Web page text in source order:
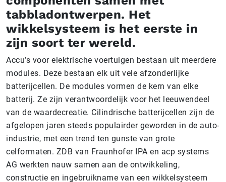
tabbladontwerpen. Het
wikkelsysteem is het eerste in
zijn soort ter wereld.
Accu’s voor elektrische voertuigen bestaan uit meerdere
modules. Deze bestaan elk uit vele afzonderlijke
batterijcellen. De modules vormen de kern van elke
batterij. Ze zijn verantwoordelijk voor het leeuwendeel
van de waardecreatie. Cilindrische batterijcellen zijn de
afgelopen jaren steeds populairder geworden in de auto-
industrie, met een trend ten gunste van grote
celformaten. ZDB van Fraunhofer IPA en acp systems
AG werkten nauw samen aan de ontwikkeling,
constructie en ingebruikname van een wikkelsysteem